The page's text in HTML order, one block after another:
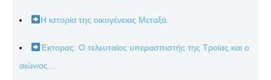
Η ιστορία της οικογένειας Μεταξά.
Έκτορας: Ο τελευταίος υπερασπιστής της Τροίας και ο
αιώνιος...